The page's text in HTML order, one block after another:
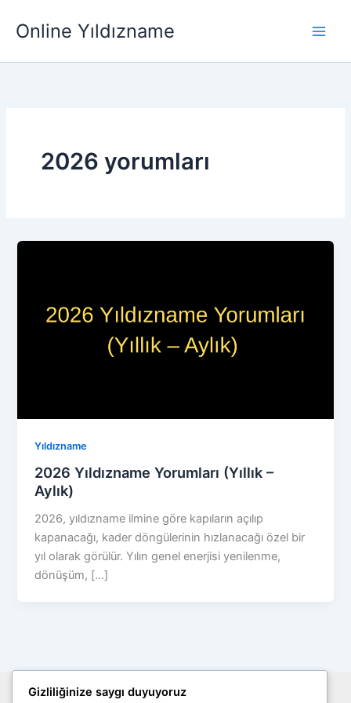
atlaOnline Yıldızname
2026 yorumları
Yıldızname
2026 Yıldızname Yorumları (Yıllık –
Aylık)
2026, yıldızname ilmine göre kapıların açılıp
kapanacağı, kader döngülerinin hızlanacağı özel bir
yıl olarak görülür. Yılın genel enerjisi yenilenme,
dönüşüm, […]
Site Haritası
Gizliliğinize saygı duyuyoruz